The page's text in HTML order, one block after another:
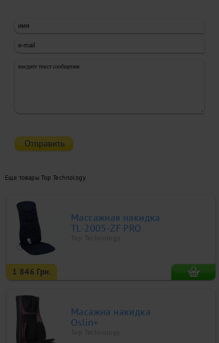
Еще товары Top Technology
Массажная накидка
TL-2005-ZF PRO
1 846 Грн.
Масажна накидка
Oslin+